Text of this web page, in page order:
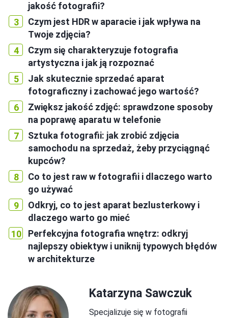
jakość fotografii?
Czym jest HDR w aparacie i jak wpływa na
Twoje zdjęcia?
Czym się charakteryzuje fotografia
artystyczna i jak ją rozpoznać
Jak skutecznie sprzedać aparat
fotograficzny i zachować jego wartość?
Zwiększ jakość zdjęć: sprawdzone sposoby
na poprawę aparatu w telefonie
Sztuka fotografii: jak zrobić zdjęcia
samochodu na sprzedaż, żeby przyciągnąć
kupców?
Co to jest raw w fotografii i dlaczego warto
go używać
Odkryj, co to jest aparat bezlusterkowy i
dlaczego warto go mieć
Perfekcyjna fotografia wnętrz: odkryj
najlepszy obiektyw i uniknij typowych błędów
w architekturze
Katarzyna Sawczuk
Specjalizuje się w fotografii